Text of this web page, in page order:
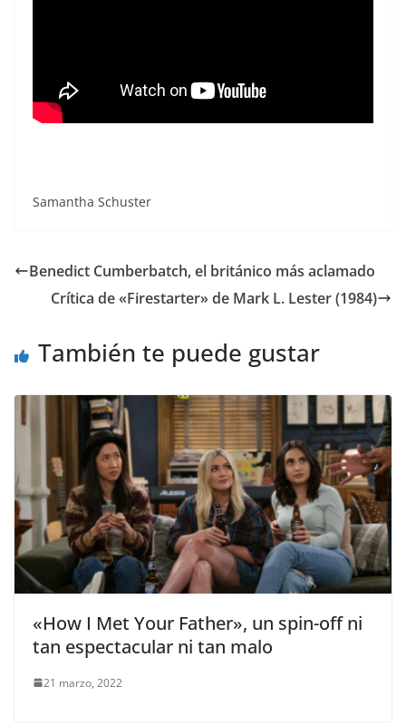
Samantha Schuster
Benedict Cumberbatch, el británico más aclamado
Crítica de «Firestarter» de Mark L. Lester (1984)
También te puede gustar
«How I Met Your Father», un spin-off ni
tan espectacular ni tan malo
21 marzo, 2022